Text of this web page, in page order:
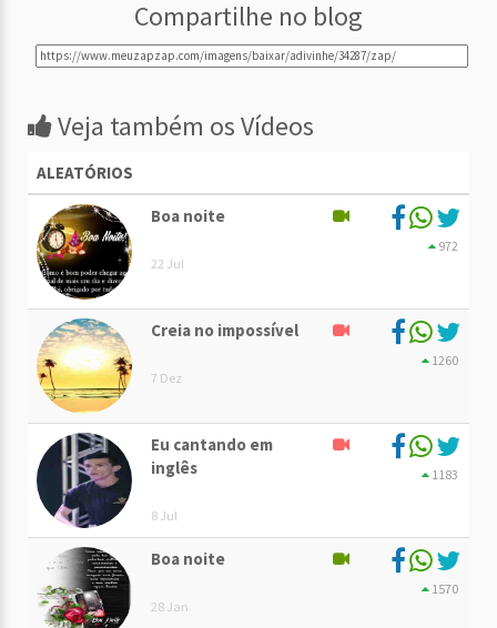
Compartilhe no blog
Veja também os Vídeos
ALEATÓRIOS
Boa noite
22 Jul
972
Creia no impossível
7 Dez
1260
Eu cantando em
inglês
8 Jul
1183
Boa noite
28 Jan
1570